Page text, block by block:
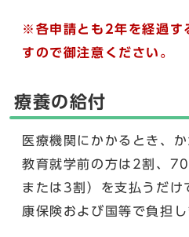
※各申請とも2年を経過す
すので御注意ください。
療養の給付
医療機関にかかるとき、
教育就学前の方は2割、
または3割）を支払うだけ
康保険および国等で負担し